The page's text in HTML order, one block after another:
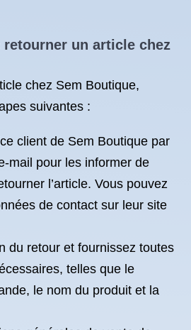
un article chez
chez Sem Boutique,
suivantes :
client de Sem Boutique par
mail pour les informer de
l’article. Vous pouvez
de contact sur leur site
du retour et fournissez toutes
telles que le
le nom du produit et la